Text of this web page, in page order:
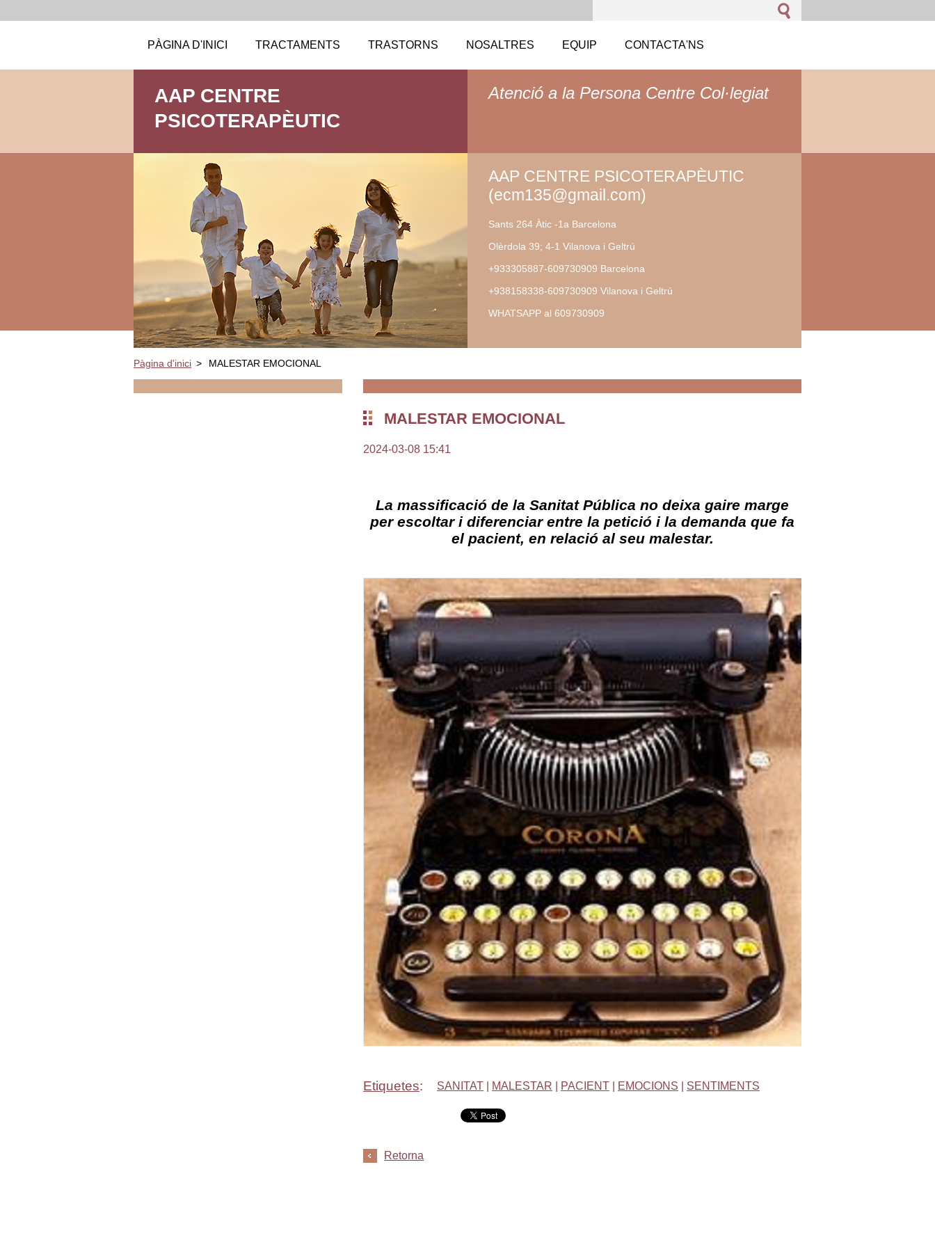
PÀGINA D'INICI TRACTAMENTS TRASTORNS NOSALTRES EQUIP CONTACTA'NS
AAP CENTRE
PSICOTERAPÈUTIC
Atenció a la Persona Centre Col·legiat
AAP CENTRE PSICOTERAPÈUTIC
(ecm135@gmail.com)
Sants 264 Àtic -1a Barcelona
Olèrdola 39; 4-1 Vilanova i Geltrú
+933305887-609730909 Barcelona
+938158338-609730909 Vilanova i Geltrú
WHATSAPP al 609730909
Pàgina d'inici > MALESTAR EMOCIONAL
MALESTAR EMOCIONAL
2024-03-08 15:41
La massificació de la Sanitat Pública no deixa gaire marge
per escoltar i diferenciar entre la petició i la demanda que fa
el pacient, en relació al seu malestar.
Etiquetes: SANITAT MALESTAR PACIENT EMOCIONS SENTIMENTS
Retorna